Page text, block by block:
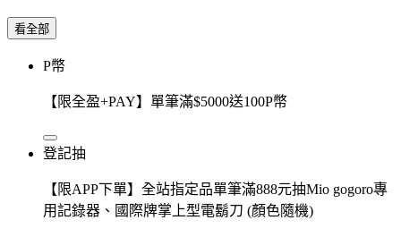
看全部
P幣
【限全盈+PAY】單筆滿$5000送100P幣
登記抽
【限APP下單】全站指定品單筆滿888元抽Mio gogoro專
用記錄器、國際牌掌上型電鬍刀 (顏色隨機)